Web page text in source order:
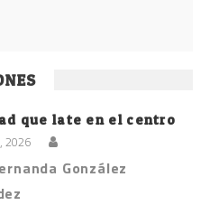
que late en el centro
2026
González